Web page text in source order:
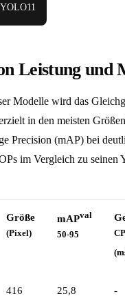
Leistung und
Modelle wird das
in den meisten
Precision (mAP) bei
im Vergleich zu
Größe
(Pixel)
mAPval
50-95
416 25,8 -